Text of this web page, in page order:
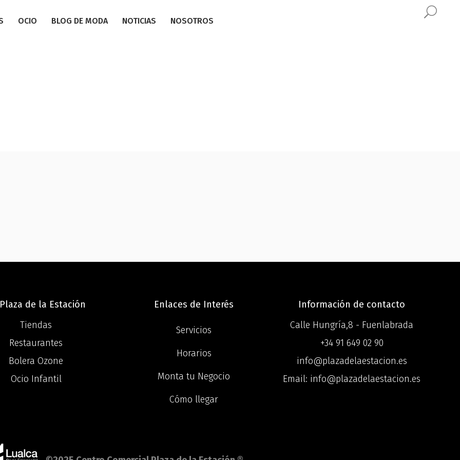
OCIO BLOG DE MODA NOTICIAS NOSOTROS
Plaza de la Estación
Tiendas
Restaurantes
Bolera Ozone
Ocio Infantil
Enlaces de Interés
Servicios
Horarios
Monta tu Negocio
Cómo llegar
Información de contacto
Calle Hungría,8 - Fuenlabrada
+34 91 649 02 90
info@plazadelaestacion.es
Email: info@plazadelaestacion.es